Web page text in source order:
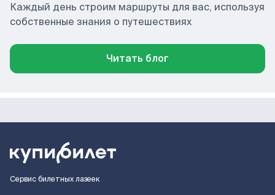
Каждый день строим маршруты для вас, используя
собственные знания о путешествиях
Читать блог
Сервис билетных лазеек